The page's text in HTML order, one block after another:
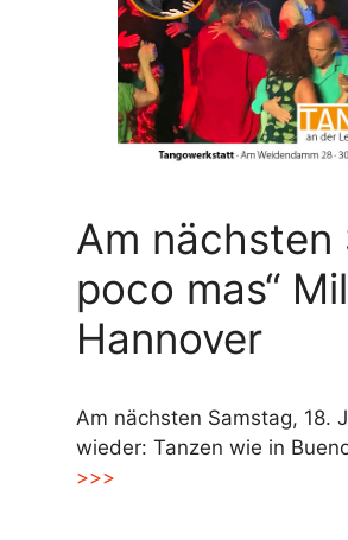
Am nächsten
poco mas“
Hannover
Am nächsten Samstag, 18.
wieder: Tanzen wie in
>>>